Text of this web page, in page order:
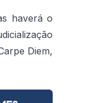
haverá o
Diem,